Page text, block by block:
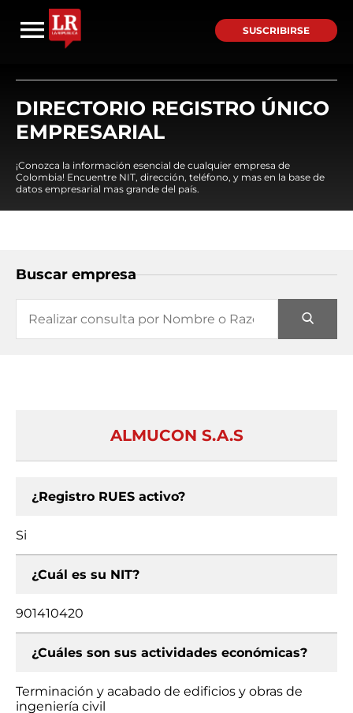
SUSCRIBIRSE
DIRECTORIO REGISTRO ÚNICO
EMPRESARIAL
¡Conozca la información esencial de cualquier empresa de
Colombia! Encuentre NIT, dirección, teléfono, y mas en la base de
datos empresarial mas grande del país.
Buscar empresa
ALMUCON S.A.S
¿Registro RUES activo?
Si
¿Cuál es su NIT?
901410420
¿Cuáles son sus actividades económicas?
Terminación y acabado de edificios y obras de
ingeniería civil